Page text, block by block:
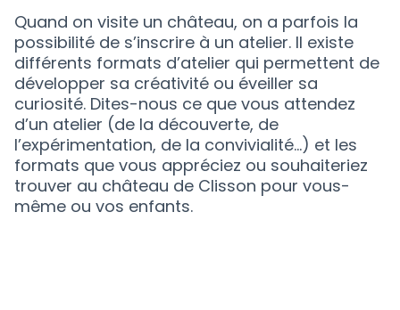
Quand on visite un château, on a parfois la
possibilité de s’inscrire à un atelier. Il existe
différents formats d’atelier qui permettent de
développer sa créativité ou éveiller sa
curiosité. Dites-nous ce que vous attendez
d’un atelier (de la découverte, de
l’expérimentation, de la convivialité...) et les
formats que vous appréciez ou souhaiteriez
trouver au château de Clisson pour vous-
même ou vos enfants.